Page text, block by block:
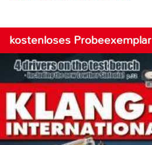
kostenloses Probeexemplar